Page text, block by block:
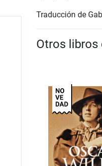
Traducción de
Otros libros